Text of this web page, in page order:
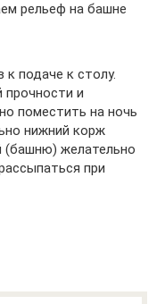
рельеф на башне
к подаче к столу.
и
поместить на ночь
нижний корж
(башню) желательно
при